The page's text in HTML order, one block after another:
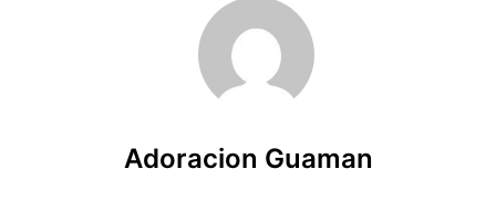
Adoracion Guaman